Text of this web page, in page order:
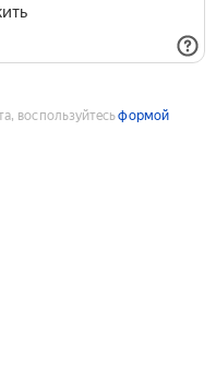
воспользуйтесьформой